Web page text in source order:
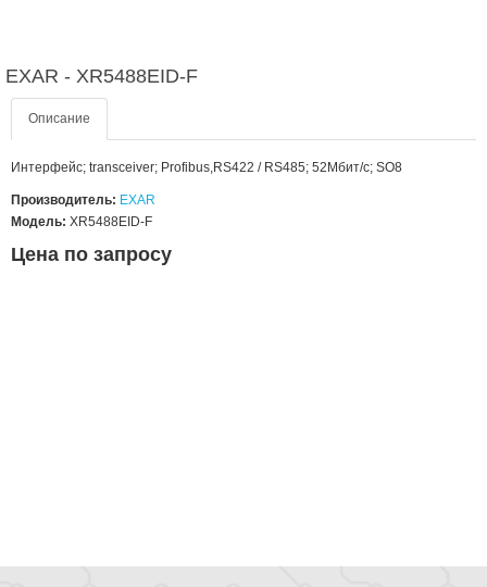
EXAR - XR5488EID-F
Описание
Интерфейс; transceiver; Profibus,RS422 / RS485; 52Мбит/с; SO8
Производитель: EXAR
Модель: XR5488EID-F
Цена по запросу